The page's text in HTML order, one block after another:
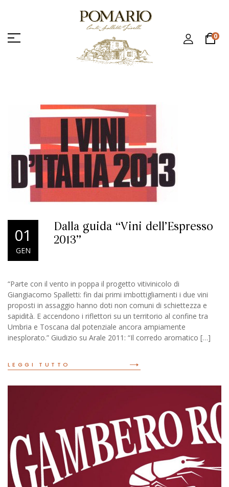
0
01
GEN
Dalla guida “Vini dell’Espresso
2013”
“Parte con il vento in poppa il progetto vitivinicolo di
Giangiacomo Spalletti: fin dai primi imbottigliamenti i due vini
proposti in assaggio hanno doti non comuni di schiettezza e
sapidità. E accendono i riflettori su un territorio al confine tra
Umbria e Toscana dal potenziale ancora ampiamente
inesplorato.” Giudizio su Arale 2011: “Il corredo aromatico […]